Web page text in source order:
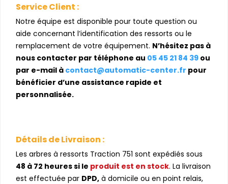
Service Client :
Notre équipe est disponible pour toute question ou
aide concernant l’identification des ressorts ou le
remplacement de votre équipement. N’hésitez pas à
nous contacter par téléphone au 05 45 21 84 39 ou
par e-mail à contact@automatic-center.fr pour
bénéficier d’une assistance rapide et
personnalisée.
Détails de Livraison :
Les arbres à ressorts Traction 751 sont expédiés sous
48 à 72 heures si le produit est en stock. La livraison
est effectuée par DPD, à domicile ou en point relais,